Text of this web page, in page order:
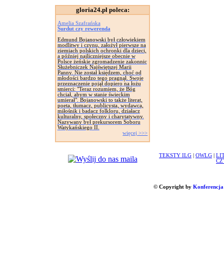
gloria24.pl poleca:
Amelia Szafrańska
Surdut czy rewerenda
Edmund Bojanowski był człowiekiem
modlitwy i czynu, założył pierwsze na
ziemiach polskich ochronki dla dzieci,
a później najliczniejsze obecnie w
Polsce żeńskie zgromadzenie zakonnic
Służebniczek Najświętszej Marii
Panny. Nie został księdzem, choć od
młodości bardzo tego pragnął. Swoje
przeznaczenie pojął dopiero na łożu
smierci: "Teraz rozumiem, że Bóg
chciał, abym w stanie świeckim
umierał". Bojanowski to także literat,
poeta, tłumacz, publicysta, wydawca,
miłośnik i badacz folkloru, działacz
kulturalny, społeczny i charytatywny.
Nazywany był prekursorem Soboru
Watykańskiego II.
więcej >>>
TEKSTY ILG OWLG
© Copyright by Konferencja